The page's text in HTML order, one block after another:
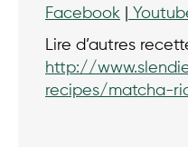
Facebook
Lire d’autres
http://
recipes/matcha-